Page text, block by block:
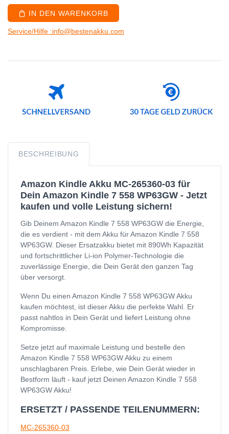
IN DEN WARENKORB
Service/Hilfe :info@bestenakku.com
BESCHREIBUNG
Amazon Kindle Akku MC-265360-03 für
Dein Amazon Kindle 7 558 WP63GW - Jetzt
kaufen und volle Leistung sichern!
Gib Deinem Amazon Kindle 7 558 WP63GW die Energie,
die es verdient - mit dem Akku für Amazon Kindle 7 558
WP63GW. Dieser Ersatzakku bietet mit 890Wh Kapazität
und fortschrittlicher Li-ion Polymer-Technologie die
zuverlässige Energie, die Dein Gerät den ganzen Tag
über versorgt.
Wenn Du einen Amazon Kindle 7 558 WP63GW Akku
kaufen möchtest, ist dieser Akku die perfekte Wahl. Er
passt nahtlos in Dein Gerät und liefert Leistung ohne
Kompromisse.
Setze jetzt auf maximale Leistung und bestelle den
Amazon Kindle 7 558 WP63GW Akku zu einem
unschlagbaren Preis. Erlebe, wie Dein Gerät wieder in
Bestform läuft - kauf jetzt Deinen Amazon Kindle 7 558
WP63GW Akku!
ERSETZT / PASSENDE TEILENUMMERN:
MC-265360-03